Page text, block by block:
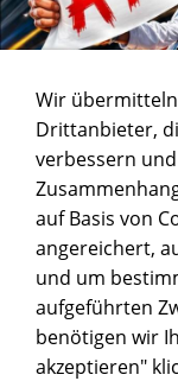
Wir
Drittanbieter,
verbessern
auf Basis von
angereichert,
und um
aufgeführten
benötigen wir
akzeptieren"